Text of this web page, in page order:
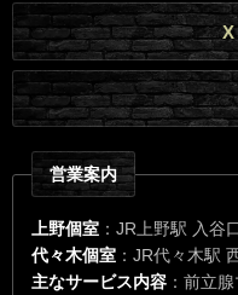
営業案内
上野個室 ：JR上野駅 入谷
代々木個室 ：JR代々木駅
主なサービス内容 ：前立